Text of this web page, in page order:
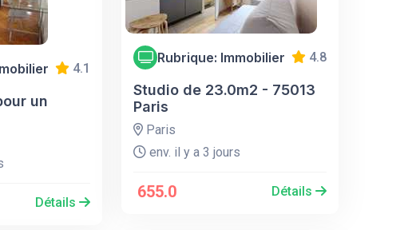
4.1
un
Détails
Rubrique: Immobilier 4.8
Studio de 23.0m2 - 75013
Paris
Paris
env. il y a 3 jours
655.0 Détails